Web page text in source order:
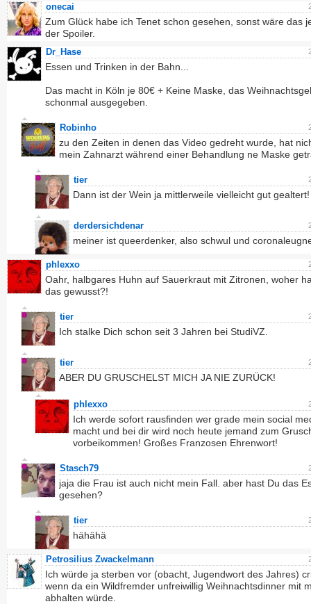
onecai
Zum Glück habe ich Tenet schon gesehen, sonst wäre das
der Spoiler.
Dr_Hase
Essen und Trinken in der Bahn...
Das macht in Köln je 80€ + Keine Maske, das
schonmal ausgegeben.
Robinho
zu den Zeiten in denen das Video gedreht wurde, hat
mein Zahnarzt während einer Behandlung ne Maske
tier
Dann ist der Wein ja mittlerweile vielleicht gut gealtert!
derdersichdenar
meiner ist queerdenker, also schwul und
phlexxo
Oahr, halbgares Huhn auf Sauerkraut mit Zitronen, woher
das gewusst?!
tier
Ich stalke Dich schon seit 3 Jahren bei StudiVZ.
tier
ABER DU GRUSCHELST MICH JA NIE ZURÜCK!
phlexxo
Ich werde sofort rausfinden wer grade mein social
macht und bei dir wird noch heute jemand zum
vorbeikommen! Großes Franzosen Ehrenwort!
Stasch79
jaja die Frau ist auch nicht mein Fall. aber hast Du das
gesehen?
tier
hähähä
Petrosilius Zwackelmann
Ich würde ja sterben vor (obacht, Jugendwort des Jahres)
wenn da ein Wildfremder unfreiwillig Weihnachtsdinner mit
abhalten würde.